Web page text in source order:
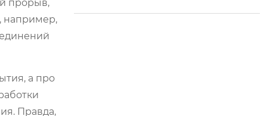
прорыв,
например,
а про
Правда,